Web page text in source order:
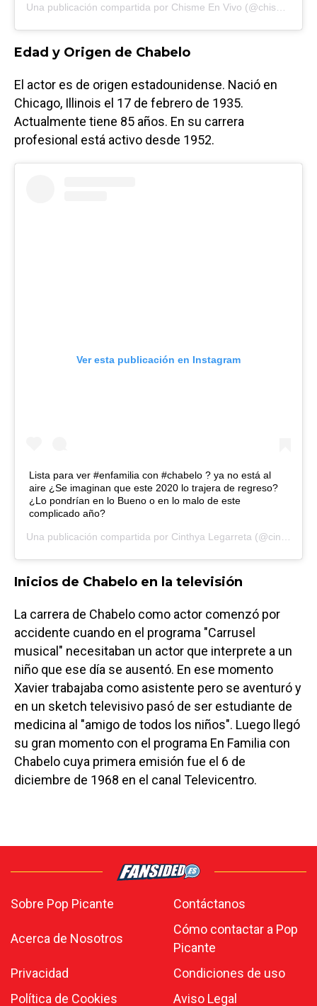
Una publicación compartida por Chisme En Vivo (@chismeenvivo) el
Edad y Origen de Chabelo
El actor es de origen estadounidense. Nació en
Chicago, Illinois el 17 de febrero de 1935.
Actualmente tiene 85 años. En su carrera
profesional está activo desde 1952.
Ver esta publicación en Instagram
Lista para ver #enfamilia con #chabelo ? ya no está al
aire ¿Se imaginan que este 2020 lo trajera de regreso?
¿Lo pondrían en lo Bueno o en lo malo de este
complicado año?
Una publicación compartida por Cinthya Legarreta (@cindylegarreta) el
Inicios de Chabelo en la televisión
La carrera de Chabelo como actor comenzó por
accidente cuando en el programa "Carrusel
musical" necesitaban un actor que interprete a un
niño que ese día se ausentó. En ese momento
Xavier trabajaba como asistente pero se aventuró y
en un sketch televisivo pasó de ser estudiante de
medicina al "amigo de todos los niños". Luego llegó
su gran momento con el programa En Familia con
Chabelo cuya primera emisión fue el 6 de
diciembre de 1968 en el canal Televicentro.
Sobre Pop Picante Contáctanos
Acerca de Nosotros
Cómo contactar a Pop
Picante
Privacidad
Condiciones de uso
Política de Cookies
Aviso Legal